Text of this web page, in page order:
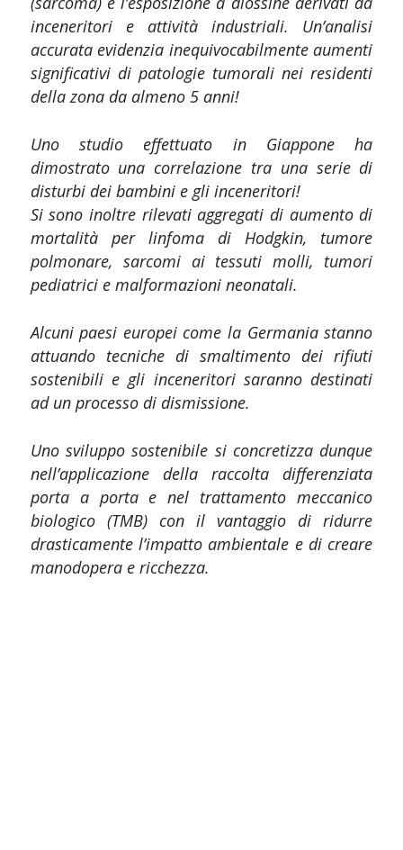
inceneritori e attività industriali. Un’analisi
accurata evidenzia inequivocabilmente aumenti
significativi di patologie tumorali nei residenti
della zona da almeno 5 anni!
Uno studio effettuato in Giappone ha
dimostrato una correlazione tra una serie di
disturbi dei bambini e gli inceneritori!
Si sono inoltre rilevati aggregati di aumento di
mortalità per linfoma di Hodgkin, tumore
polmonare, sarcomi ai tessuti molli, tumori
pediatrici e malformazioni neonatali.
Alcuni paesi europei come la Germania stanno
attuando tecniche di smaltimento dei rifiuti
sostenibili e gli inceneritori saranno destinati
ad un processo di dismissione.
Uno sviluppo sostenibile si concretizza dunque
nell’applicazione della raccolta differenziata
porta a porta e nel trattamento meccanico
biologico (TMB) con il vantaggio di ridurre
drasticamente l’impatto ambientale e di creare
manodopera e ricchezza.